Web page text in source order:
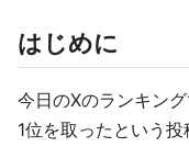
はじめに
今日のXのランキン
1位を取ったという